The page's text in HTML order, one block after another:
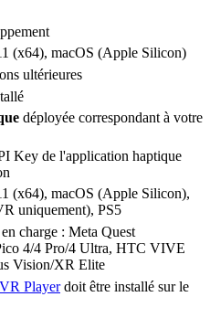
(x64), macOS (Apple Silicon)
ultérieures
déployée correspondant à votre
Key de l'application haptique
(x64), macOS (Apple Silicon),
uniquement), PS5
charge : Meta Quest
4/4 Pro/4 Ultra, HTC VIVE
Vision/XR Elite
Playerdoit être installé sur le